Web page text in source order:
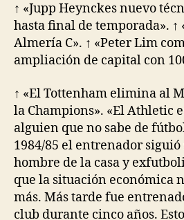
↑ «Jupp Heynckes nuevo
hasta final de temporada». ↑
Almería C». ↑ «Peter Lim
ampliación de capital con
↑ «El Tottenham elimina al
la Champions». «El Athletic
alguien que no sabe de
1984/85 el entrenador
hombre de la casa y
que la situación económica
más. Más tarde fue
club durante cinco años.